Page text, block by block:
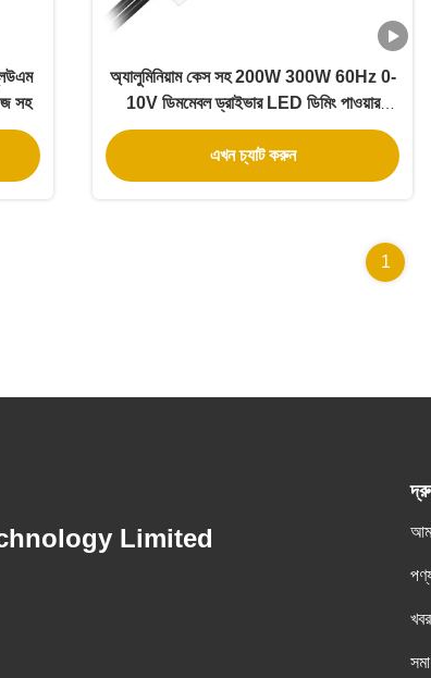
সহ
অ্যালুমিনিয়াম কেস সহ 200W 300W 60Hz 0-
10V ডিমমেবল ড্রাইভার LED ডিমিং পাওয়ার
সাপ্লাই
এখন চ্যাট করুন
1
Limited
খবর